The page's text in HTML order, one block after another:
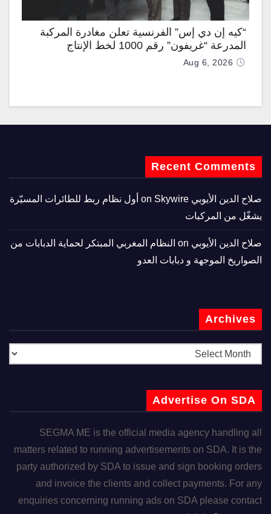
“كيه إن دي إس” الفرنسية تعلن مغادرة المركبة
المدرعة “غريفون” رقم 1000 لخط الإنتاج
Aug 6, 2026
Recent Comments
صلاح الدين الأيوبي
Skywire أول نظام ربط للطائرات المسيّرة
يشغّل من المركبات
صلاح الدين الأيوبي
النظام المغربي المبتكر لحماية الدبابات من
الصواريخ الموجهة و دبابات العدو
Archives
Advertise On SDA
SEGMA ME is the official media agency handling all
matters related to running advertisements on SDA. It is the
party authorized by SDA to issue and sign booking orders
and invoice the clients and collect payments. For any
enquiries concerning running ads on SDA please contact